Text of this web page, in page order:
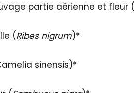
partie aérienne et fleur (
(Ribes nigrum)*
sinensis)*